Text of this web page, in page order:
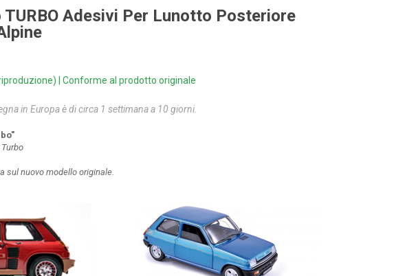
Adesivi Per Lunotto Posteriore
| Conforme al prodotto originale
in Europa è di circa 1 settimana a 10 giorni.
sul nuovo modello originale.